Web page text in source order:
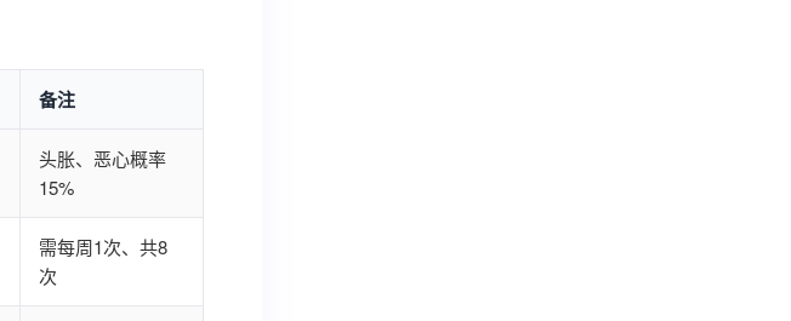
备注
头胀、恶心概率
15%
需每周1次、共8
次